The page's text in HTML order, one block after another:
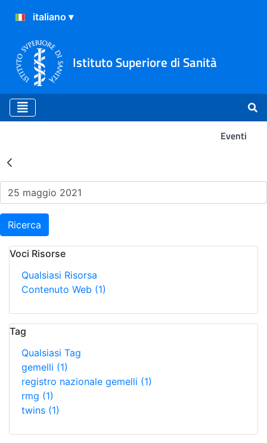
Istituto Superiore di Sanità
Eventi
Risultati della Ricerca -
Ricerca
Voci Risorse
Qualsiasi Risorsa
Contenuto Web (1)
Tag
Qualsiasi Tag
gemelli (1)
registro nazionale gemelli (1)
rmg (1)
twins (1)